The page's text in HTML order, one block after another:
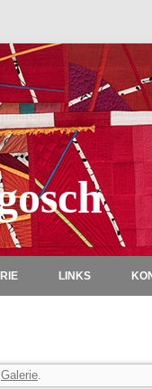
LINKS
Galerie.